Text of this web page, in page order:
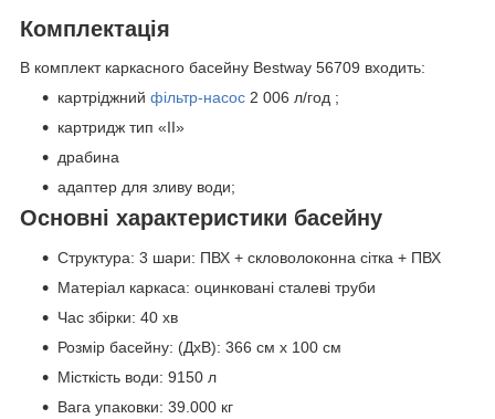
Комплектація
В комплект каркасного басейну Bestway 56709 входить:
картріджний фільтр-насос 2 006 л/год ;
картридж тип «II»
драбина
адаптер для зливу води;
Основні характеристики басейну
Структура: 3 шари: ПВХ + скловолоконна сітка + ПВХ
Матеріал каркаса: оцинковані сталеві труби
Час збірки: 40 хв
Розмір басейну: (ДхВ): 366 см х 100 см
Місткість води: 9150 л
Вага упаковки: 39.000 кг